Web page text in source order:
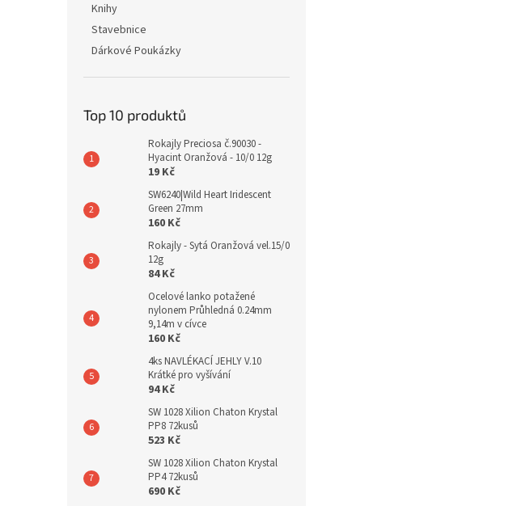
Knihy
Stavebnice
Dárkové Poukázky
Top 10 produktů
Rokajly Preciosa č.90030 -
Hyacint Oranžová - 10/0 12g
19 Kč
SW6240|Wild Heart Iridescent
Green 27mm
160 Kč
Rokajly - Sytá Oranžová vel.15/0
12g
84 Kč
Ocelové lanko potažené
nylonem Průhledná 0.24mm
9,14m v cívce
160 Kč
4ks NAVLÉKACÍ JEHLY V.10
Krátké pro vyšívání
94 Kč
SW 1028 Xilion Chaton Krystal
PP8 72kusů
523 Kč
SW 1028 Xilion Chaton Krystal
PP4 72kusů
690 Kč